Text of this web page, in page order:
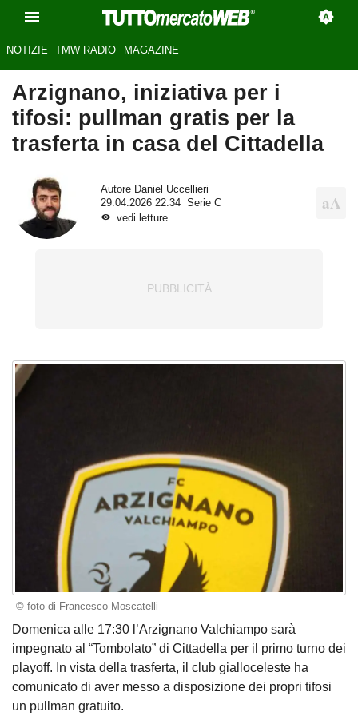
NOTIZIE TMW RADIO MAGAZINE
Arzignano, iniziativa per i
tifosi: pullman gratis per la
trasferta in casa del Cittadella
Autore Daniel Uccellieri
29.04.2026 22:34
Serie C
vedi letture
© foto di Francesco Moscatelli
Domenica alle 17:30 l’Arzignano Valchiampo sarà
impegnato al “Tombolato” di Cittadella per il primo turno dei
playoff. In vista della trasferta, il club gialloceleste ha
comunicato di aver messo a disposizione dei propri tifosi
un pullman gratuito.